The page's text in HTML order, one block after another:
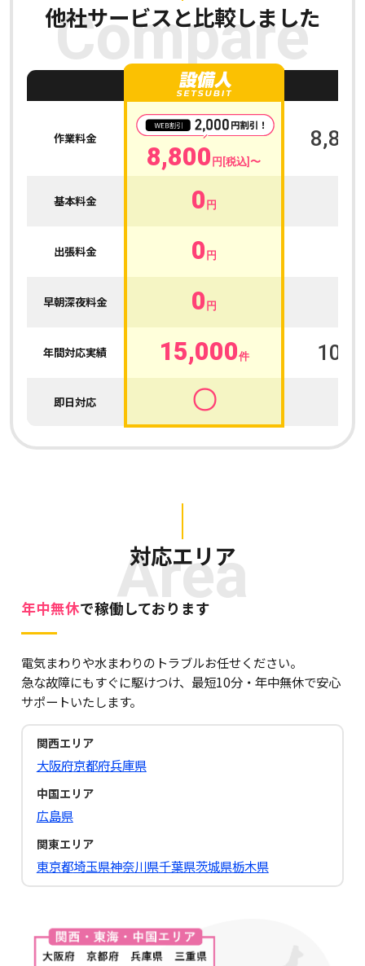
Compare
他社サービスと比較しました
作業料金
8,800 円[税込]〜
8,800
基本料金 0 円
出張料金 0 円
早朝深夜料金 0 円
年間対応実績 15,000件
即日対応 〇
Area
対応エリア
年中無休で稼働しております
電気まわりや水まわりのトラブルお任せください。
急な故障にもすぐに駆けつけ、最短10分・年中無休で安心
サポートいたします。
関西エリア
大阪府京都府兵庫県
中国エリア
広島県
関東エリア
東京都埼玉県神奈川県千葉県茨城県栃木県